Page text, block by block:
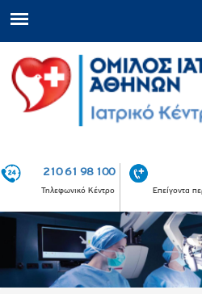
210 61 98 100
Τηλεφωνικό Κέντρο Επείγοντα